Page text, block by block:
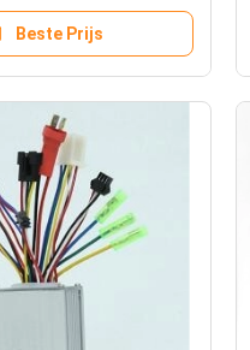
van For Scooters
Beste Prijs